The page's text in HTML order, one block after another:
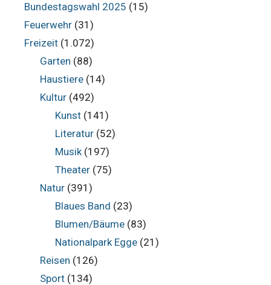
Bundestagswahl 2025 (15)
Feuerwehr (31)
Freizeit (1.072)
Garten (88)
Haustiere(14)
Kultur(492)
Kunst (141)
Literatur (52)
Musik(197)
Theater (75)
Natur(391)
Blaues Band (23)
Blumen/Bäume (83)
Nationalpark Egge (21)
Reisen (126)
Sport(134)